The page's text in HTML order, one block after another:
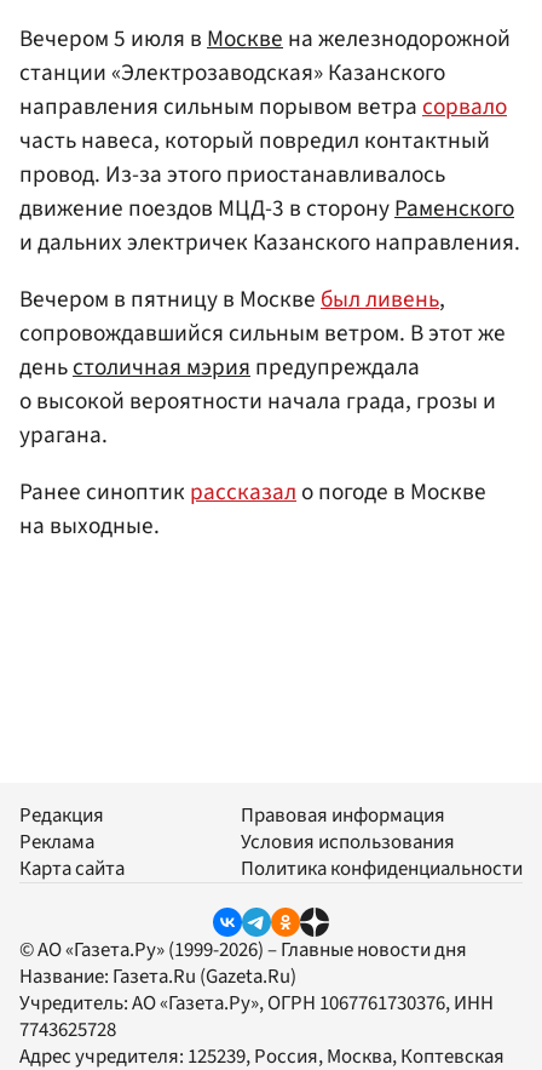
Вечером 5 июля вМосквена железнодорожной
станции «Электрозаводская» Казанского
направления сильным порывом ветрасорвало
часть навеса, который повредил контактный
провод. Из-за этого приостанавливалось
движение поездов МЦД-3 в сторонуРаменского
и дальних электричек Казанского направления.
Вечером в пятницу в Москвебыл ливень,
сопровождавшийся сильным ветром. В этот же
деньстоличная мэрияпредупреждала
о высокой вероятности начала града, грозы и
урагана.
Ранее синоптик рассказало погоде в Москве
на выходные.
Редакция
Реклама
Карта сайта
Правовая информация
Условия использования
Политика конфиденциальности
© АО «Газета.Ру» (1999-2026) – Главные новости дня
Название: Газета.Ru (Gazeta.Ru)
Учредитель:АО «Газета.Ру», ОГРН 1067761730376, ИНН
7743625728
Адрес учредителя: 125239, Россия, Москва, Коптевская